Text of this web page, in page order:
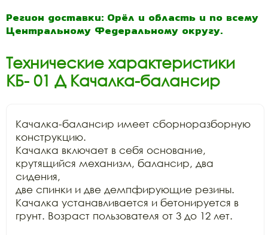
Регион доставки: Орёл и область и по всему
Центральному Федеральному округу.
Технические характеристики
КБ- 01 Д Качалка-балансир
Качалка-балансир имеет сборноразборную
конструкцию.
Качалка включает в себя основание,
крутящийся механизм, балансир, два
сидения,
две спинки и две демпфирующие резины.
Качалка устанавливается и бетонируется в
грунт. Возраст пользователя от 3 до 12 лет.